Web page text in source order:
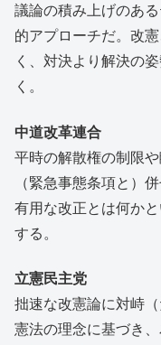
議論の積み上げのあ
的アプローチだ。改
く、対決より解決の
く。
中道改革連合
平時の解散権の制限
（緊急事態条項と）
有用な改正とは何か
する。
立憲民主党
拙速な改憲論に対峙
憲法の理念に基づき